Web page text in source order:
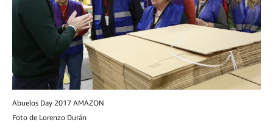
Abuelos Day 2017 AMAZON
Foto de Lorenzo Durán